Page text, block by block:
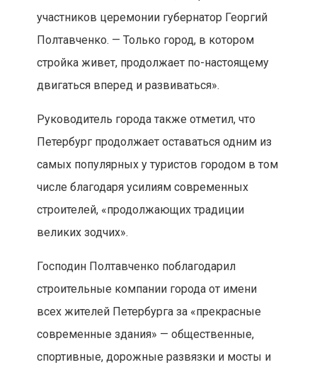
участников церемонии губернатор Георгий
Полтавченко. — Только город, в котором
стройка живет, продолжает по-настоящему
двигаться вперед и развиваться».
Руководитель города также отметил, что
Петербург продолжает оставаться одним из
самых популярных у туристов городом в том
числе благодаря усилиям современных
строителей, «продолжающих традиции
великих зодчих».
Господин Полтавченко поблагодарил
строительные компании города от имени
всех жителей Петербурга за «прекрасные
современные здания» — общественные,
спортивные, дорожные развязки и мосты и